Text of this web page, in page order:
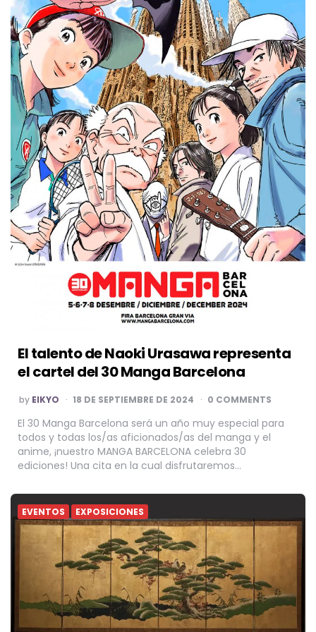
El talento de Naoki Urasawa representa
el cartel del 30 Manga Barcelona
POSTED
BY
by EIKYO 18 DE SEPTIEMBRE DE 2024 0 COMMENTS
El 30 Manga Barcelona será un año muy especial para
todos y todas los/as aficionados/as del manga y el
anime, ¡nuestro MANGA BARCELONA celebra 30
ediciones! Una cita en la cual disfrutaremos…
EVENTOS EXPOSICIONES